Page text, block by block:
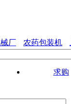
厂 农药包装机
求购